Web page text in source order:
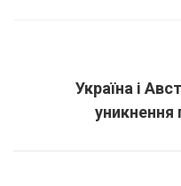
Україна і
уникнення